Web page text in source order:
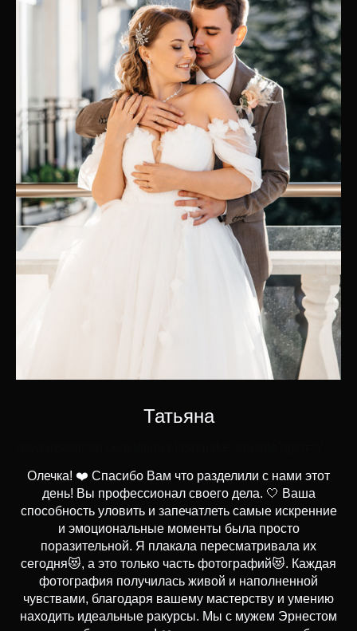
Татьяна
Олечка! ❤️ Спасибо Вам что разделили с нами этот
день! Вы профессионал своего дела. 🤍 Ваша
способность уловить и запечатлеть самые искренние
и эмоциональные моменты была просто
поразительной. Я плакала пересматривала их
сегодня😻, а это только часть фотографий😻. Каждая
фотография получилась живой и наполненной
чувствами, благодаря вашему мастерству и умению
находить идеальные ракурсы. Мы с мужем Эрнестом